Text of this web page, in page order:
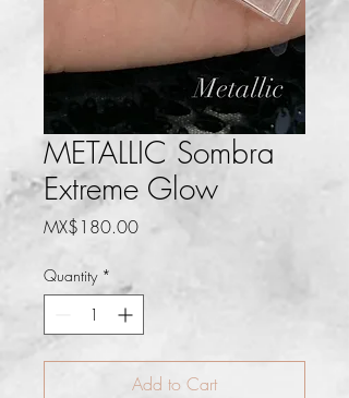
METALLIC Sombra
Extreme Glow
MX$180.00Price
Quantity *
Add to Cart